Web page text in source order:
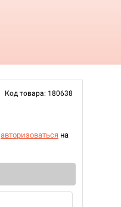
Код товара: 180638
авторизоваться на